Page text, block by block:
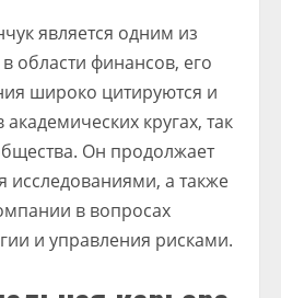
является одним из
области финансов, его
широко цитируются и
кругах, так
Он продолжает
исследованиями, а также
в вопросах
и управления рисками.